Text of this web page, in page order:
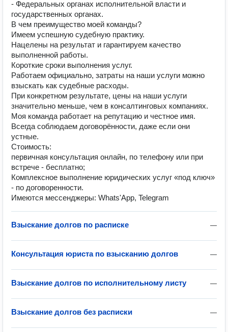
- Федеральных органах исполнительной власти и
государственных органах.
В чем преимущество моей команды?
Имеем успешную судебную практику.
Нацелены на результат и гарантируем качество
выполненной работы.
Короткие сроки выполнения услуг.
Работаем официально, затраты на наши услуги можно
взыскать как судебные расходы.
При конкретном результате, цены на наши услуги
значительно меньше, чем в консалтинговых компаниях.
Моя команда работает на репутацию и честное имя.
Всегда соблюдаем договорённости, даже если они
устные.
Стоимость:
первичная консультация онлайн, по телефону или при
встрече - бесплатно;
Комплексное выполнение юридических услуг «под ключ»
- по договоренности.
Имеются мессенджеры: Whats'App, Telegram
—
Взыскание долгов по расписке
—
Консультация юриста по взысканию долгов
—
Взыскание долгов по исполнительному листу
—
Взыскание долгов без расписки